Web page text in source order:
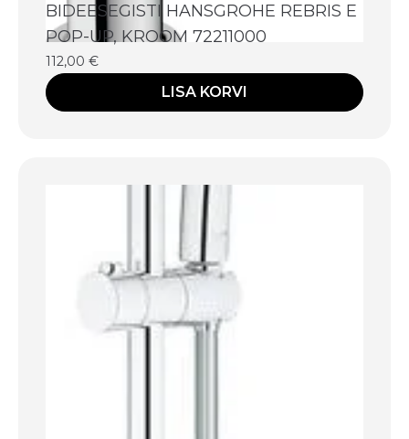
BIDEESEGISTI HANSGROHE REBRIS E
POP-UP, KROOM 72211000
112,00 €
LISA KORVI